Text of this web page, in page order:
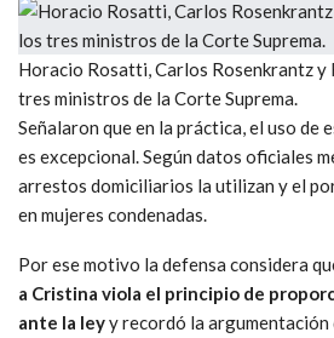
Horacio Rosatti, Carlos Rosenkrantz
tres ministros de la Corte Suprema.
Señalaron que en la práctica, el uso de
es excepcional. Según datos oficiales
arrestos domiciliarios la utilizan y el
en mujeres condenadas.
Por ese motivo la defensa considera
a Cristina viola el principio de
ante la leyy recordó la